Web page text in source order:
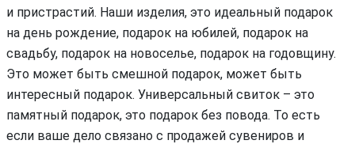
и пристрастий. Наши изделия, это идеальный подарок
на день рождение, подарок на юбилей, подарок на
свадьбу, подарок на новоселье, подарок на годовщину.
Это может быть смешной подарок, может быть
интересный подарок. Универсальный свиток – это
памятный подарок, это подарок без повода. То есть
если ваше дело связано с продажей сувениров и